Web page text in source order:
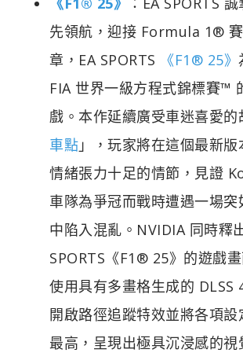
先領航，迎接 Formula 1®
章，EA SPORTS
《F1® 25》
FIA 世界一級方程式錦標賽™
戲。本作延續廣受車迷喜愛的
車點 」，玩家將在這個最新版
情緒張力十足的情節，見證
車隊為爭冠而戰時遭遇一場
中陷入混亂。NVIDIA 同時釋
SPORTS《F1® 25》的遊戲
使用具有多畫格生成的 DLSS
開啟路徑追蹤特效並將各項設
最高，呈現出極具沉浸感的視